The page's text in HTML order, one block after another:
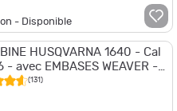
- Disponible
HUSQVARNA 1640 - Cal
avec EMBASES WEAVER -
PRIX DE RESERVE !!!
(131)